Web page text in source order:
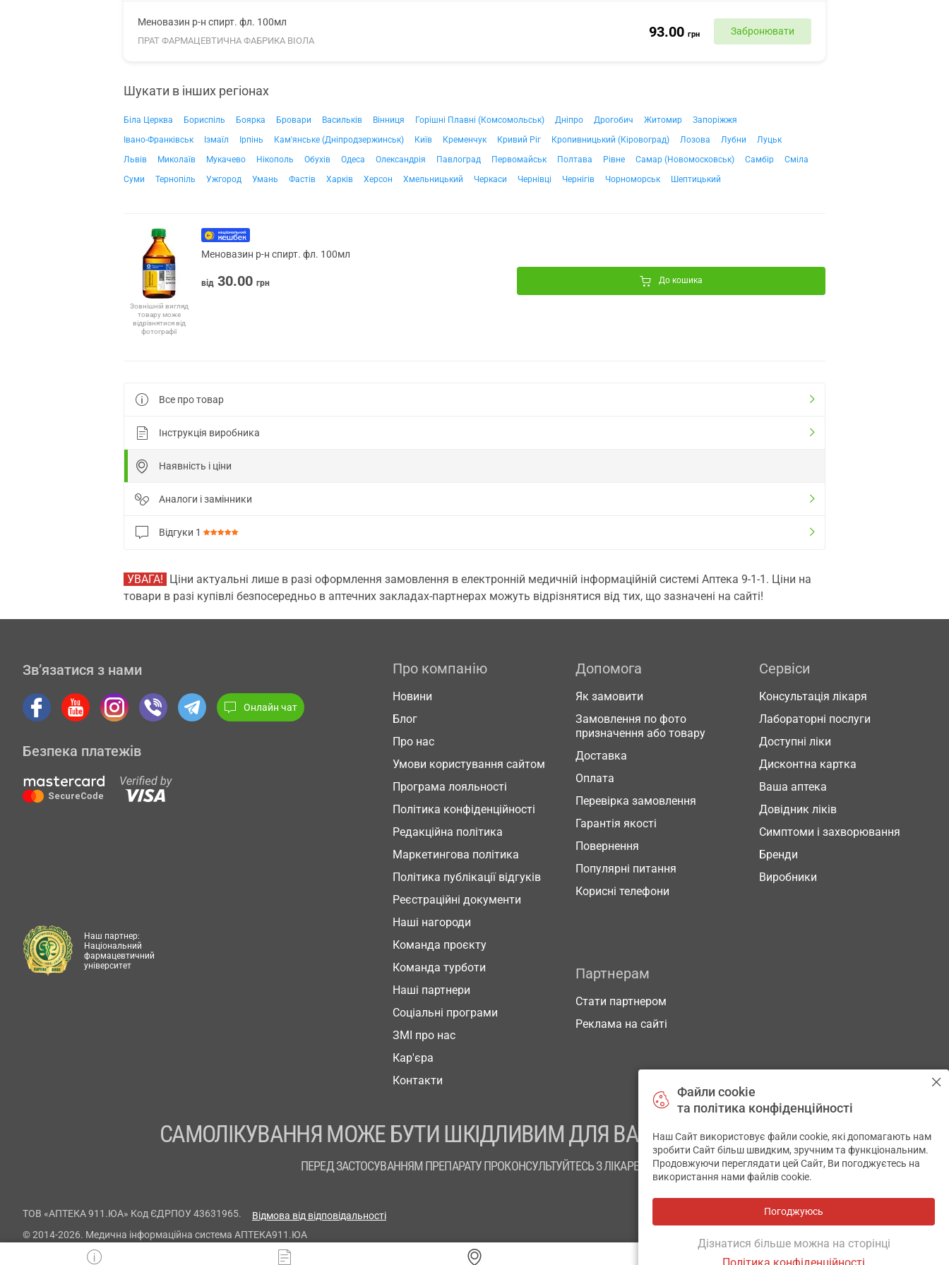
Меновазин р-н спирт. фл. 100мл
ПРАТ ФАРМАЦЕВТИЧНА ФАБРИКА ВІОЛА
93.00 грн Забронювати
Шукати в інших регіонах
Біла Церква Бориспіль Боярка Бровари Васильків Вінниця Горішні Плавні (Комсомольськ) Дніпро Дрогобич Житомир
Запоріжжя
Івано-Франківськ
Ізмаїл Ірпінь Кам'янське (Дніпродзержинськ) Київ Кременчук Кривий Ріг Кропивницький (Кіровоград) Лозова Лубни
Луцьк
Львів
Миколаїв Мукачево Нікополь Обухів Одеса Олександрія Павлоград Первомайськ Полтава Рівне Самар (Новомосковськ) Самбір
Сміла
Суми
Тернопіль Ужгород Умань Фастів Харків Херсон Хмельницький Черкаси Чернівці Чернігів Чорноморськ Шептицький
Зовнішній вигляд
товару може
відрізнятися від
фотографії
Меновазин р-н спирт. фл. 100мл
від 30.00 грн До кошика
Все про товар
Інструкція виробника
Наявність і ціни
Аналоги і замінники
Відгуки 1
УВАГА! Ціни актуальні лише в разі оформлення замовлення в електронній медичній інформаційній системі Аптека 9-1-1. Ціни на
товари в разі купівлі безпосередньо в аптечних закладах-партнерах можуть відрізнятися від тих, що зазначені на сайті!
Зв’язатися з нами
Онлайн чат
Безпека платежів
Про компанію
Новини
Блог
Про нас
Умови користування сайтом
Програма лояльності
Політика конфіденційності
Редакційна політика
Маркетингова політика
Політика публікації відгуків
Реєстраційні документи
Наші нагороди
Команда проєкту
Команда турботи
Наші партнери
Соціальні програми
ЗМІ про нас
Кар'єра
Контакти
Допомога
Як замовити
Замовлення по фото
призначення або товару
Доставка
Оплата
Перевірка замовлення
Гарантія якості
Повернення
Популярні питання
Корисні телефони
Сервіси
Консультація лікаря
Лабораторні послуги
Доступні ліки
Дисконтна картка
Ваша аптека
Довідник ліків
Симптоми і захворювання
Бренди
Виробники
Партнерам
Стати партнером
Реклама на сайті
Наш партнер:
Національний
фармацевтичний
університет
САМОЛІКУВАННЯ МОЖЕ БУТИ ШКІДЛИВИМ ДЛЯ ВАШОГО ЗДОРОВ’Я
ПЕРЕД ЗАСТОСУВАННЯМ ПРЕПАРАТУ ПРОКОНСУЛЬТУЙТЕСЬ З ЛІКАРЕМ
ТОВ «АПТЕКА 911.ЮА» Код ЄДРПОУ 43631965.
Відмова від відповідальності
© 2014-2026. Медична інформаційна система АПТЕКА911.ЮА
Файли cookie
та політика конфіденційності
Наш Сайт використовує файли cookie, які допомагають нам
зробити Сайт більш швидким, зручним та функціональним.
Продовжуючи переглядати цей Сайт, Ви погоджуєтесь на
використання нами файлів cookie.
Погоджуюсь
Дізнатися більше можна на сторінці
✕